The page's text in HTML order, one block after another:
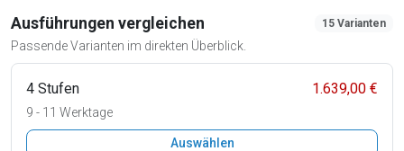
Ausführungen vergleichen
Passende Varianten im direkten Überblick.
15 Varianten
4 Stufen 1.639,00 €
9 - 11 Werktage
Auswählen